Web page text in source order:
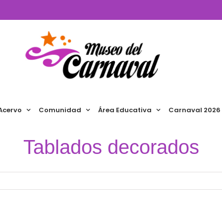
Comunidad Área Educativa Carnaval 2026
Tablados decorados